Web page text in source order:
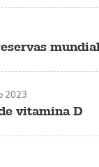
vitamina D
2023